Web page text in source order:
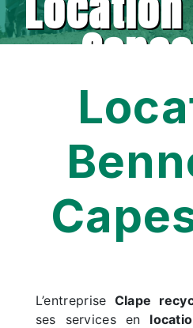
L’entreprise Clape
ses services en